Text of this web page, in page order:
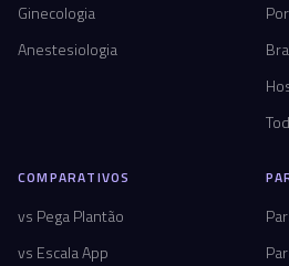
Ginecologia
Anestesiologia
COMPARATIVOS
vs Pega Plantão
vs Escala App